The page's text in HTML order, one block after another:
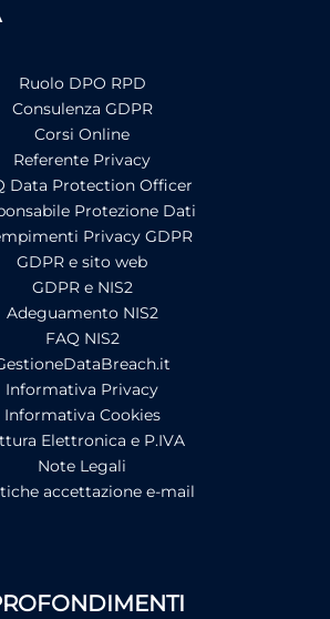
Ruolo DPO RPD
Consulenza GDPR
Corsi Online
Referente Privacy
Data Protection Officer
Protezione Dati
Privacy GDPR
GDPR e sito web
GDPR e NIS2
Adeguamento NIS2
FAQ NIS2
Informativa Privacy
Informativa Cookies
Elettronica e P.IVA
Note Legali
accettazione e-mail